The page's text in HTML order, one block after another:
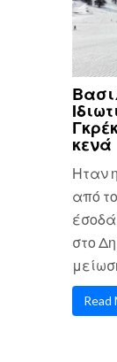
κενά
Ηταν
από
έσοδά
στο
Read